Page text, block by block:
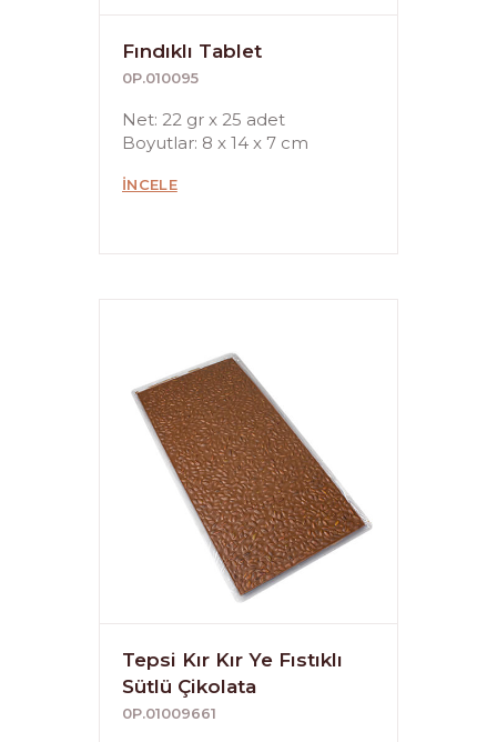
Fındıklı Tablet
0P.010095
Net: 22 gr x 25 adet
Boyutlar: 8 x 14 x 7 cm
İNCELE
Tepsi Kır Kır Ye Fıstıklı
Sütlü Çikolata
0P.01009661